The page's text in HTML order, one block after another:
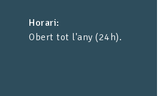
Horari
Obert tot l'any (24h).